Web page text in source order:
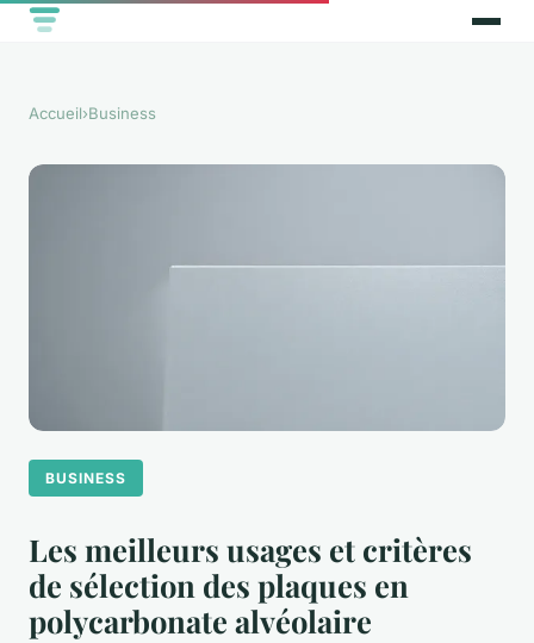
Accueil›Business
BUSINESS
Les meilleurs usages et critères
de sélection des plaques en
polycarbonate alvéolaire